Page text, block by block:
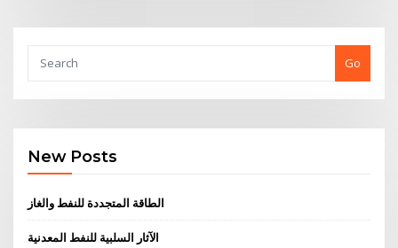
Go
New Posts
الطاقة المتجددة للنفط والغاز
الآثار السلبية للنفط المعدنية